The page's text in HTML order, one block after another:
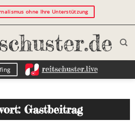
ohne Ihre Unterstützung
Gastbeitrag